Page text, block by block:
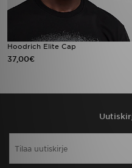
Hoodrich Elite Cap
37,00€